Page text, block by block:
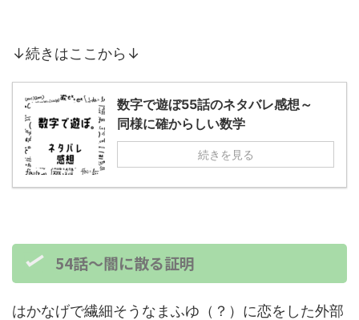
↓続きはここから↓
数字で遊ぼ55話のネタバレ感想～
同様に確からしい数学
続きを見る
54話～闇に散る証明
はかなげで繊細そうなまふゆ（？）に恋をした外部